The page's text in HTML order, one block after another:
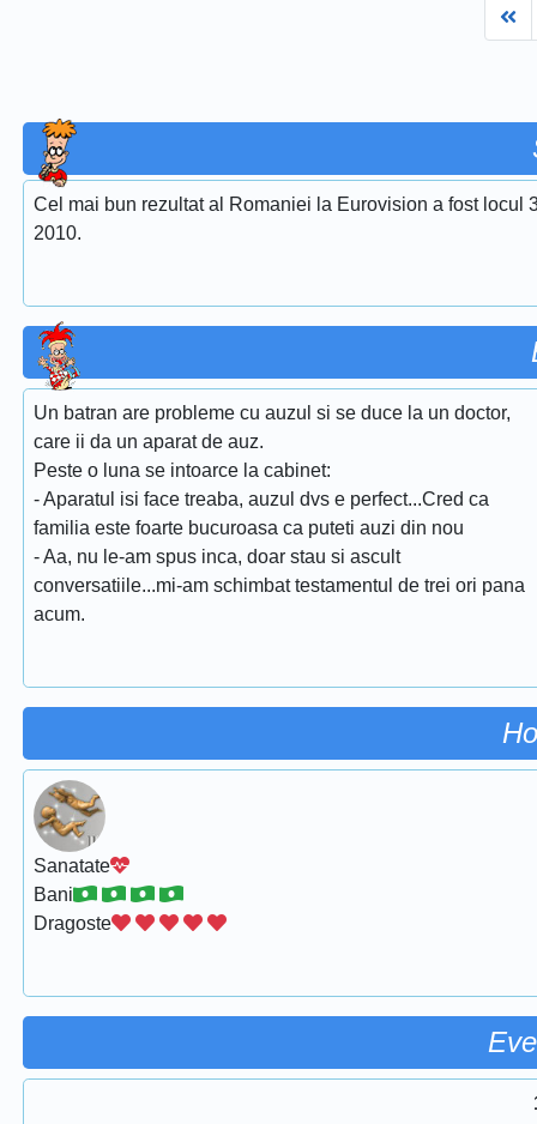
Cel mai bun rezultat al Romaniei la Eurovision a fost
2010.
Un batran are probleme cu auzul si se duce la un doctor,
care ii da un aparat de auz.
Peste o luna se intoarce la cabinet:
- Aparatul isi face treaba, auzul dvs e perfect...Cred ca
familia este foarte bucuroasa ca puteti auzi din nou
- Aa, nu le-am spus inca, doar stau si ascult
conversatiile...mi-am schimbat testamentul de trei ori pana
acum.
Sanatate
Bani
Dragoste